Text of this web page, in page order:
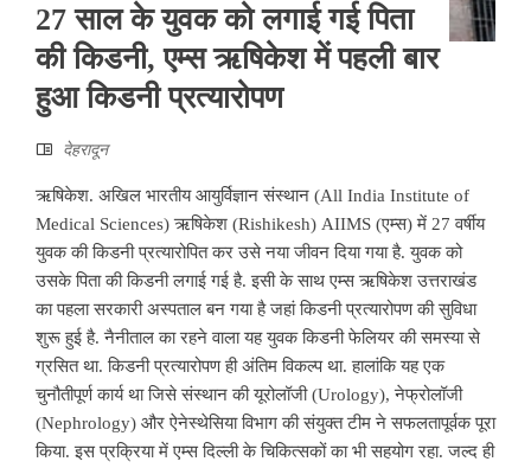
27 साल के युवक को लगाई गई पिता
की किडनी, एम्स ऋषिकेश में पहली बार
हुआ किडनी प्रत्यारोपण
देहरादून
ऋषिकेश. अखिल भारतीय आयुर्विज्ञान संस्थान (All India Institute of
Medical Sciences) ऋषिकेश (Rishikesh) AIIMS (एम्स) में 27 वर्षीय
युवक की किडनी प्रत्यारोपित कर उसे नया जीवन दिया गया है. युवक को
उसके पिता की किडनी लगाई गई है. इसी के साथ एम्स ऋषिकेश उत्तराखंड
का पहला सरकारी अस्पताल बन गया है जहां किडनी प्रत्यारोपण की सुविधा
शुरू हुई है. नैनीताल का रहने वाला यह युवक किडनी फेलियर की समस्या से
ग्रसित था. किडनी प्रत्यारोपण ही अंतिम विकल्प था. हालांकि यह एक
चुनौतीपूर्ण कार्य था जिसे संस्थान की यूरोलॉजी (Urology), नेफ्रोलॉजी
(Nephrology) और ऐनेस्थेसिया विभाग की संयुक्त टीम ने सफलतापूर्वक पूरा
किया. इस प्रक्रिया में एम्स दिल्ली के चिकित्सकों का भी सहयोग रहा. जल्द ही